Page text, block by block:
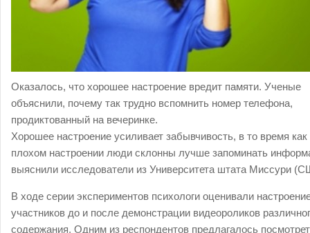
Оказалось, что хорошее настроение вредит памяти. Ученые
объяснили, почему так трудно вспомнить номер телефона,
продиктованный на вечеринке.
Хорошее настроение усиливает забывчивость, в то время как
плохом настроении люди склонны лучше запоминать
выяснили исследователи из Университета штата Миссури
В ходе серии экспериментов психологи оценивали
участников до и после демонстрации видеороликов
содержания. Одним из респондентов предлагалось